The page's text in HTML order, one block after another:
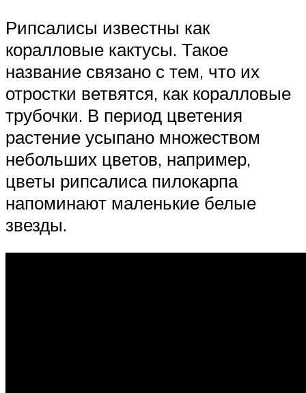
Рипсалисы известны как
коралловые кактусы. Такое
название связано с тем, что их
отростки ветвятся, как коралловые
трубочки. В период цветения
растение усыпано множеством
небольших цветов, например,
цветы рипсалиса пилокарпа
напоминают маленькие белые
звезды.